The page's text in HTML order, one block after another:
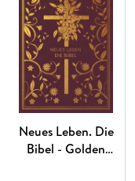
Neues Leben. Die
Bibel - Golden